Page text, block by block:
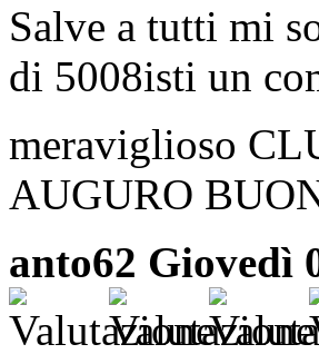
Salve a tutti mi
di 5008isti un
meraviglioso
AUGURO
anto62 Giovedì